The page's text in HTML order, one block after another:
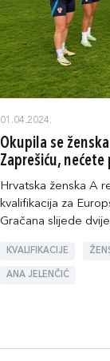
01.04.2024.
Okupila se
Zaprešiću,
Hrvatska ženska A
kvalifikacija za
Gračana slijede
KVALIFIKACIJE
ANA JELENČIĆ